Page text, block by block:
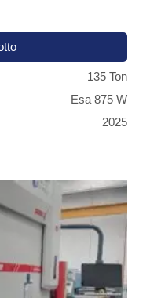
135 Ton
Esa 875 W
2025